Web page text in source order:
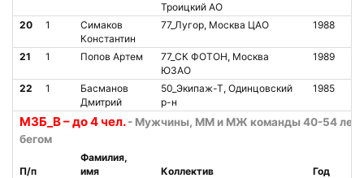
Троицкий АО
20 1
Симаков
Константин
77_Лугор, Москва ЦАО 1988
21 1 Попов Артем
77_СК ФОТОН, Москва
ЮЗАО
1989
22 1
Басманов
Дмитрий
50_Экипаж-Т, Одинцовский
р-н
1985
М3Б_В – до 4 чел. - Мужчины, ММ и МЖ команды 40-54 лет,
бегом
П/п
Фамилия,
имя
Коллектив Год